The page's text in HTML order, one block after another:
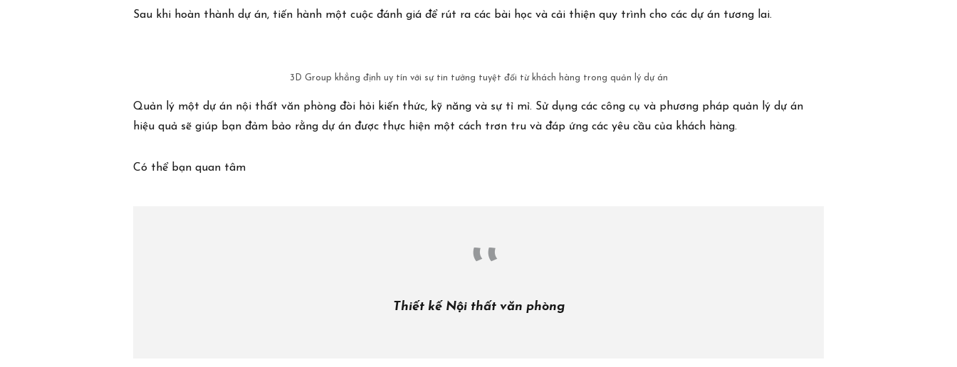
Sau khi hoàn thành dự án, tiến hành một cuộc đánh giá để rút ra các bài học và cải thiện quy trình cho các dự án tương lai.
3D Group khẳng định uy tín với sự tin tưởng tuyệt đối từ khách hàng trong quản lý dự án
Quản lý một dự án nội thất văn phòng đòi hỏi kiến thức, kỹ năng và sự tỉ mỉ. Sử dụng các công cụ và phương pháp quản lý dự án
hiệu quả sẽ giúp bạn đảm bảo rằng dự án được thực hiện một cách trơn tru và đáp ứng các yêu cầu của khách hàng.
Có thể bạn quan tâm
Thiết kế Nội thất văn phòng